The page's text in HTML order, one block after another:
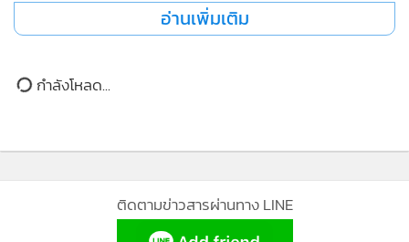
อ่านเพิ่มเติม
กำลังโหลด...
ติดตามข่าวสารผ่านทาง LINE